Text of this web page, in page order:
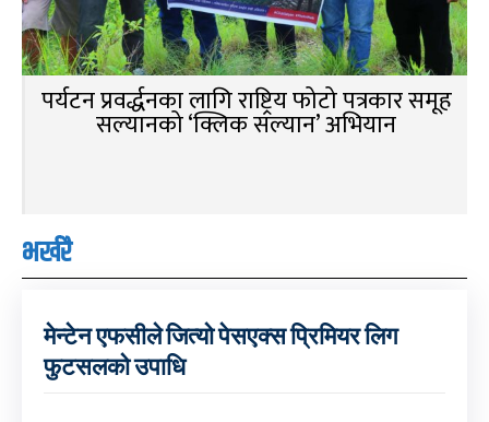
पर्यटन प्रवर्द्धनका लागि राष्ट्रिय फोटो पत्रकार समूह
सल्यानको ‘क्लिक सल्यान’ अभियान
भर्खरै
मेन्टेन एफसीले जित्यो पेसएक्स प्रिमियर लिग
फुटसलको उपाधि